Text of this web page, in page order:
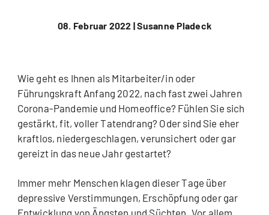
08. Februar 2022 |Susanne Pladeck
Wie geht es Ihnen als Mitarbeiter/in oder
Führungskraft Anfang 2022, nach fast zwei Jahren
Corona-Pandemie und Homeoffice? Fühlen Sie sich
gestärkt, fit, voller Tatendrang? Oder sind Sie eher
kraftlos, niedergeschlagen, verunsichert oder gar
gereizt in das neue Jahr gestartet?
Immer mehr Menschen klagen dieser Tage über
depressive Verstimmungen, Erschöpfung oder gar